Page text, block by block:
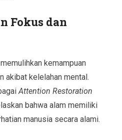
Fokus dan
kemampuan
akibat kelelahan mental.
Attention Restoration
bahwa alam memiliki
manusia secara alami.